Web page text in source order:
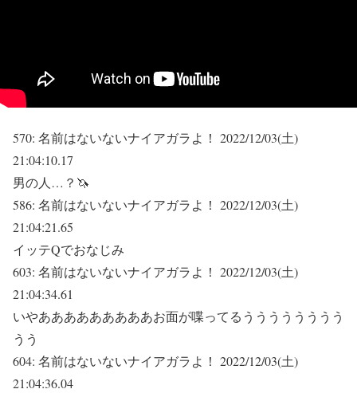
570: 名前はないないナイアガラよ！ 2022/12/03(土)
21:04:10.17
男の人…？🦄
586: 名前はないないナイアガラよ！ 2022/12/03(土)
21:04:21.65
イッテQでおなじみ
603: 名前はないないナイアガラよ！ 2022/12/03(土)
21:04:34.61
いやあああああああああお面が喋ってるうううううううう
うう
604: 名前はないないナイアガラよ！ 2022/12/03(土)
21:04:36.04